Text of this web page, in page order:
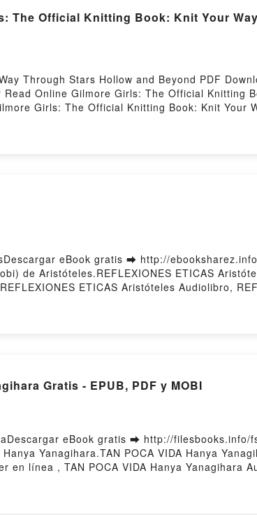
The Official Knitting Book: Knit Your
Through Stars Hollow and Beyond PDF
Online Gilmore Girls: The Official Knitting
Girls: The Official Knitting Book: Knit Your
Beyond Tanis Gray Read Online, Gilmore
by Firstory Hosting
eBook gratis ➡ http://
de Aristóteles.REFLEXIONES ETICAS
ETICAS Aristóteles Audiolibro,
Gratis - EPUB, PDF y MOBI
eBook gratis ➡ http://
Yanagihara.TAN POCA VIDA Hanya
en línea , TAN POCA VIDA Hanya Yanagihara